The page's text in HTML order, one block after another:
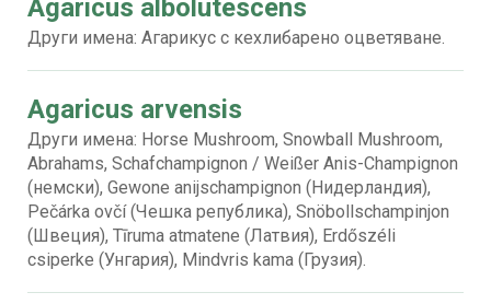
Agaricus albolutescens
Други имена: Агарикус с кехлибарено оцветяване.
Agaricus arvensis
Други имена: Horse Mushroom, Snowball Mushroom,
Abrahams, Schafchampignon / Weißer Anis-Champignon
(немски), Gewone anijschampignon (Нидерландия),
Pečárka ovčí (Чешка република), Snöbollschampinjon
(Швеция), Tīruma atmatene (Латвия), Erdőszéli
csiperke (Унгария), Mindvris kama (Грузия).